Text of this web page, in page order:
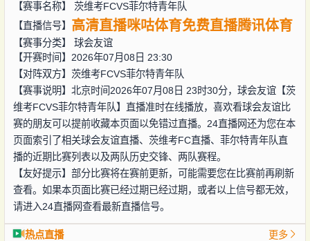
【赛事名称】 茨维考FCVS菲尔特青年队
【直播信号】
高清直播咪咕体育免费直播腾讯体育
【赛事分类】 球会友谊
【开赛时间】2026年07月08日 23:30
【对阵双方】 茨维考FCVS菲尔特青年队
【赛事说明】北京时间2026年07月08日 23时30分，球会友谊【茨
维考FCVS菲尔特青年队】直播准时在线播放，喜欢看球会友谊比
赛的朋友可以提前收藏本页面以免错过直播。24直播网还为您在本
页面索引了相关球会友谊直播、茨维考FC直播、菲尔特青年队直
播的近期比赛列表以及两队历史交锋、两队赛程。
【友好提示】部分比赛将在赛前更新，可能需要您在比赛前再刷新
查看。如果本页面比赛已经过期已经过期，或者以上信号都无效，
请进入24直播网查看最新直播信号。
热点直播 更多